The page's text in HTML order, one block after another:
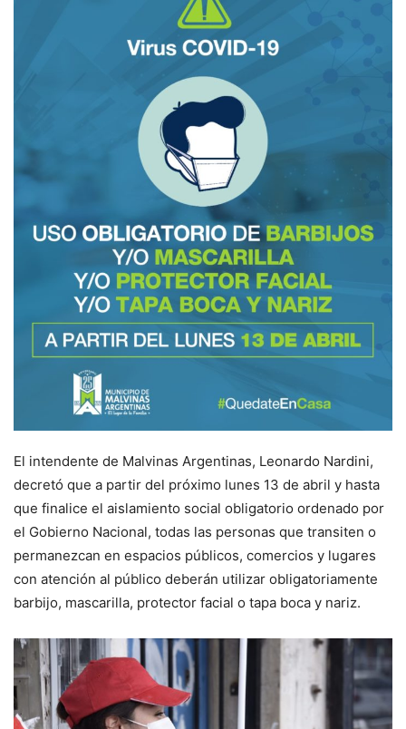
El intendente de Malvinas Argentinas, Leonardo Nardini,
decretó que a partir del próximo lunes 13 de abril y hasta
que finalice el aislamiento social obligatorio ordenado por
el Gobierno Nacional, todas las personas que transiten o
permanezcan en espacios públicos, comercios y lugares
con atención al público deberán utilizar obligatoriamente
barbijo, mascarilla, protector facial o tapa boca y nariz.